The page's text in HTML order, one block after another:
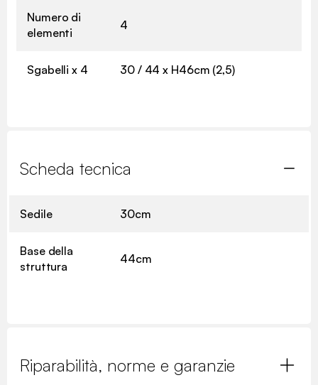
Numero di
elementi
4
Sgabelli x 4 30 / 44 x H46cm (2,5)
Scheda tecnica
Sedile 30cm
Base della
struttura
44cm
Riparabilità, norme e garanzie